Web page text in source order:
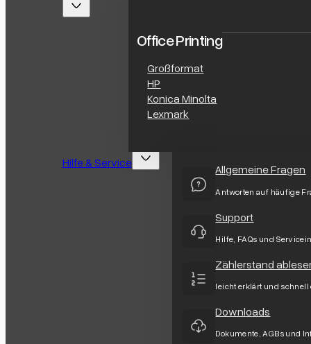
Office Printing
Großformat
HP
Konica Minolta
Lexmark
Hilfe & Service Allgemeine Fragen
Antworten auf häufige
Support
Hilfe, FAQs und
Zählerstand
leicht erklärt und schnell
Downloads
Dokumente, AGBs und